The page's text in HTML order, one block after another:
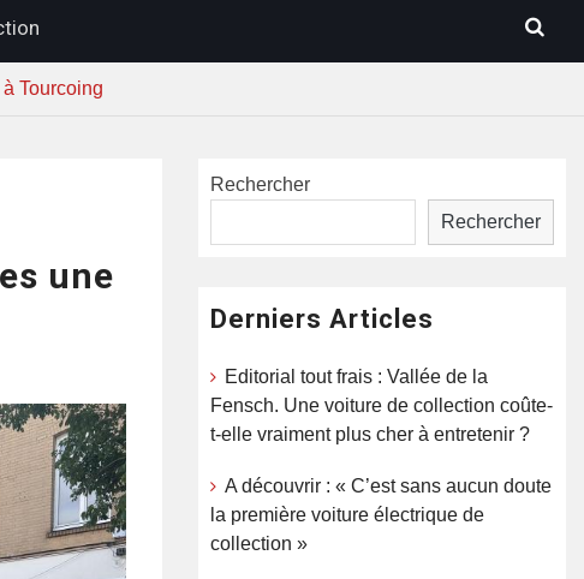
Tourcoing
une
Rechercher
Rechercher
Derniers Articles
Editorial tout frais : Vallée de la
Fensch. Une voiture de collection coûte-
t-elle vraiment plus cher à entretenir ?
A découvrir : « C’est sans aucun doute
la première voiture électrique de
collection »